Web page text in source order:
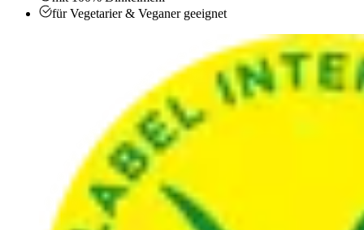
für Vegetarier & Veganer geeignet